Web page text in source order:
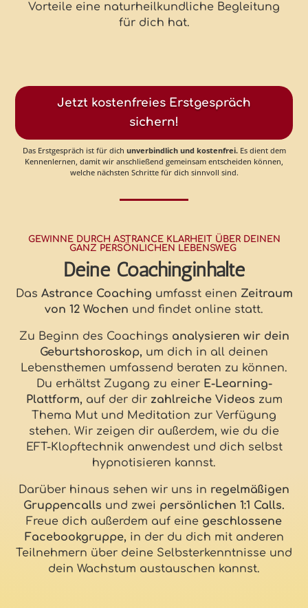
Vorteile eine naturheilkundliche Begleitung
für dich hat.
Jetzt kostenfreies Erstgespräch
sichern!
Das Erstgespräch ist für dich unverbindlich und kostenfrei. Es dient dem
Kennenlernen, damit wir anschließend gemeinsam entscheiden können,
welche nächsten Schritte für dich sinnvoll sind.
GEWINNE DURCH ASTRANCE KLARHEIT ÜBER DEINEN
GANZ PERSÖNLICHEN LEBENSWEG
Deine Coachinginhalte
Das Astrance Coaching umfasst einen Zeitraum
von 12 Wochen und findet online statt.
Zu Beginn des Coachings analysieren wir dein
Geburtshoroskop, um dich in all deinen
Lebensthemen umfassend beraten zu können.
Du erhältst Zugang zu einer E-Learning-
Plattform, auf der dir zahlreiche Videos zum
Thema Mut und Meditation zur Verfügung
stehen. Wir zeigen dir außerdem, wie du die
EFT-Klopftechnik anwendest und dich selbst
hypnotisieren kannst.
Darüber hinaus sehen wir uns in regelmäßigen
Gruppencalls und zwei persönlichen 1:1 Calls.
Freue dich außerdem auf eine geschlossene
Facebookgruppe, in der du dich mit anderen
Teilnehmern über deine Selbsterkenntnisse und
dein Wachstum austauschen kannst.